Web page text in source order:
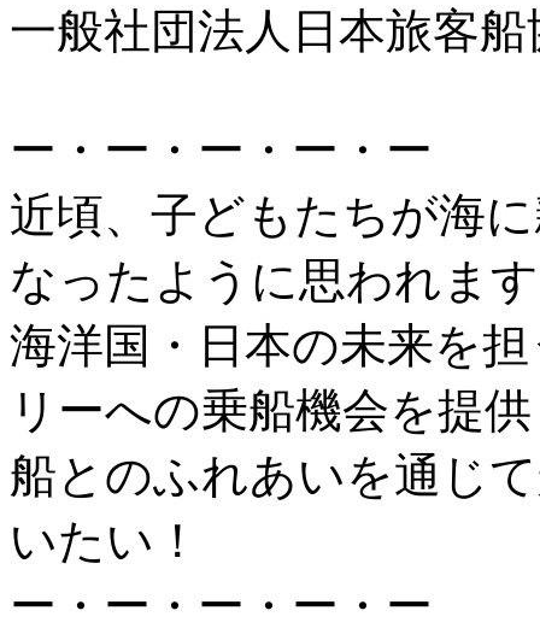
一般社団法人日本旅客
ー・ー・ー・ー・ー
近頃、子どもたちが海
なったように思われま
海洋国・日本の未来を
リーへの乗船機会を提
船とのふれあいを通じ
いたい！
ー・ー・ー・ー・ー